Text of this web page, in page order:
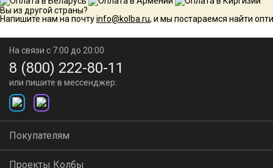
Вы из другой страны?
Напишите нам на почтуinfo@kolba.ru, и мы постараемся найти
На связи с 7:00 до 20:00
8 (800) 222-80-11
или пишите в мессенджер:
Покупателям
Проекты Колбы